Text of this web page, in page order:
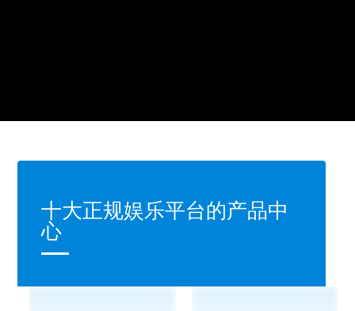
十大正规娱乐平台的产品中
心